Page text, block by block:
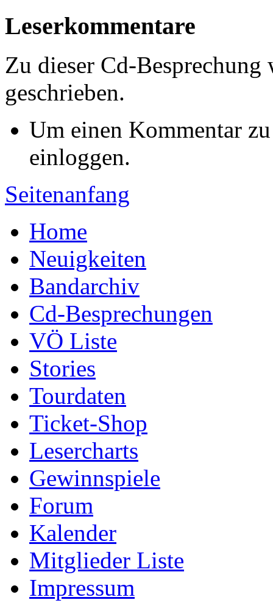
Leserkommentare
Zu dieser Cd-
geschrieben.
Um einen Kommentar
einloggen.
Seitenanfang
Home
Neuigkeiten
Bandarchiv
Cd-Besprechungen
VÖ Liste
Stories
Tourdaten
Ticket-Shop
Lesercharts
Gewinnspiele
Forum
Kalender
Mitglieder Liste
Impressum